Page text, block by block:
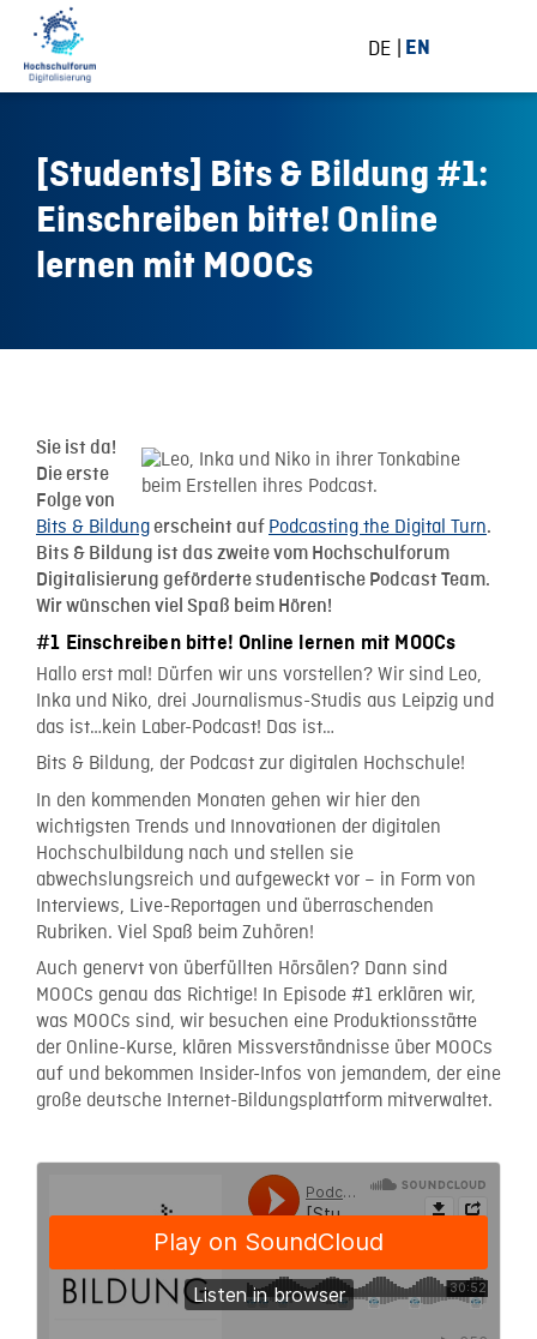
DE EN
[Students] Bits & Bildung #1:
Einschreiben bitte! Online
lernen mit MOOCs
Sie ist da!
Die erste
Folge von
Bits & Bildungerscheint aufPodcasting the Digital Turn.
Bits & Bildung ist das zweite vom Hochschulforum
Digitalisierung geförderte studentische Podcast Team.
Wir wünschen viel Spaß beim Hören!
#1 Einschreiben bitte! Online lernen mit MOOCs
Hallo erst mal! Dürfen wir uns vorstellen? Wir sind Leo,
Inka und Niko, drei Journalismus-Studis aus Leipzig und
das ist…kein Laber-Podcast! Das ist…
Bits & Bildung, der Podcast zur digitalen Hochschule!
In den kommenden Monaten gehen wir hier den
wichtigsten Trends und Innovationen der digitalen
Hochschulbildung nach und stellen sie
abwechslungsreich und aufgeweckt vor – in Form von
Interviews, Live-Reportagen und überraschenden
Rubriken. Viel Spaß beim Zuhören!
Auch genervt von überfüllten Hörsälen? Dann sind
MOOCs genau das Richtige! In Episode #1 erklären wir,
was MOOCs sind, wir besuchen eine Produktionsstätte
der Online-Kurse, klären Missverständnisse über MOOCs
auf und bekommen Insider-Infos von jemandem, der eine
große deutsche Internet-Bildungsplattform mitverwaltet.